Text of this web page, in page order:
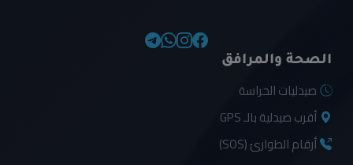
الصحة والمرافق
صيدليات الحراسة
أقرب صيدلية بالـ GPS
أرقام الطوارئ (SOS)